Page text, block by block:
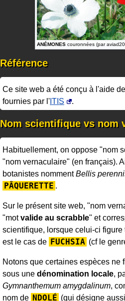
ANÉMONES couronnées (par
Référence
Ce site web a été conçu à l'aide
fournies par l' ITIS .
Nom scientifique vs nom
Habituellement, on oppose "nom
"nom vernaculaire" (en français).
botanistes nommentBellis
PÂQUERETTE .
Sur le présent site web, "nom
"motvalide au scrabble" et
scientifique, lorsque celui-ci
est le cas de FUCHSIA (cf le
Notons que certaines espèces ne
sous une dénomination locale,
Gymnanthemum amygdalinum,
nom de NDOLÉ (qui désigne